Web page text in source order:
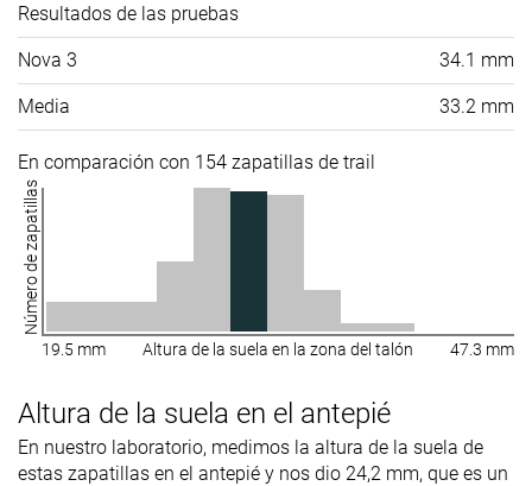
Resultados de las pruebas
Nova 3 34.1 mm
Media 33.2 mm
En comparación con 154 zapatillas de trail
Número de zapatillas
19.5 mm Altura de la suela en la zona del talón 47.3 mm
Altura de la suela en el antepié
En nuestro laboratorio, medimos la altura de la suela de
estas zapatillas en el antepié y nos dio 24,2 mm, que es un